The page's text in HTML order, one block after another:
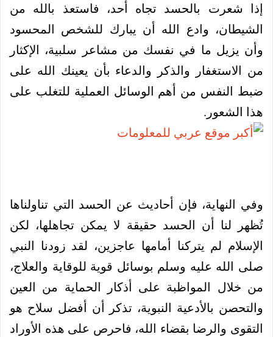
إذا شعرت بالحسد تجاه أحد، فاستعذ بالله من
الشيطان، وادع الله أن يبارك للشخص المحسود
وأن يزيل ما في نفسك من مشاعر سلبية، الإكثار
من الاستغفار والذكر والدعاء بأن يعينك الله على
ضبط النفس من أهم الوسائل العملية للتغلب على
هذا الشعور.
وفي النهاية، فإن أحاديث عن الحسد التي تناولناها
تُظهر لنا أن الحسد حقيقة لا يمكن تجاهلها، لكن
الإسلام لم يتركنا أمامها عاجزين، لقد زودنا النبي
صلى الله عليه وسلم بوسائل قوية للوقاية والعلاج،
من خلال المواظبة على أذكار الحماية من العين
والتحصن بالأدعية النبوية، تذكر أن أفضل سلاح هو
التقوى والرضا بقضاء الله، فاحرص على هذه الأوراد